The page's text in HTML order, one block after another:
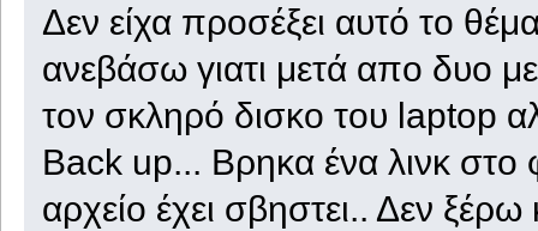
Δεν είχα προσέξει αυτό το
ανεβάσω γιατι μετά απο δυο
τον σκληρό δισκο του laptop
Back up... Βρηκα ένα λινκ
αρχείο έχει σβηστει.. Δεν